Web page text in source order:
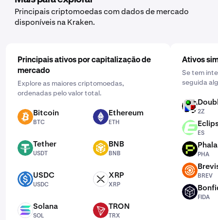
que pretende comprar e selecione a frequência clicando
em "Uma vez" e escolhendo uma programação que
funcione para si: diária, semanal ou mensal.
Principais criptomoedas com dados de mercado
disponíveis na Kraken.
Principais ativos por capitalização de
mercado
Explore as maiores criptomoedas,
ordenadas pelo valor total.
BTC Bitcoin
BTC
ETH Ethereum
ETH
USDT Tether
USDT
BNB BNB
BNB
USDC USDC
USDC
XRP XRP
XRP
SOL Solana
SOL
TRX TRON
TRX
Ativos
Se tem
seguida
2Z
2Z
ES
ES
PHA
PHA
BREV
BREV
FIDA
FIDA